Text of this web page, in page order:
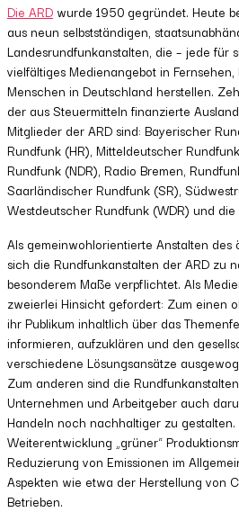
Die ARD wurde 1950 gegründet. Heute
aus neun selbstständigen,
Landesrundfunkanstalten, die – jede für
vielfältiges Medienangebot in
Menschen in Deutschland herstellen.
der aus Steuermitteln finanzierte
Mitglieder der ARD sind: Bayerischer
Rundfunk (HR), Mitteldeutscher
Rundfunk (NDR), Radio Bremen,
Saarländischer Rundfunk (SR),
Westdeutscher Rundfunk (WDR) und
Als gemeinwohlorientierte Anstalten des
sich die Rundfunkanstalten der ARD zu
besonderem Maße verpflichtet. Als
zweierlei Hinsicht gefordert: Zum einen
ihr Publikum inhaltlich über das
informieren, aufzuklären und den
verschiedene Lösungsansätze
Zum anderen sind die
Unternehmen und Arbeitgeber auch
Handeln noch nachhaltiger zu
Weiterentwicklung „grüner“
Reduzierung von Emissionen im
Aspekten wie etwa der Herstellung von
Betrieben.